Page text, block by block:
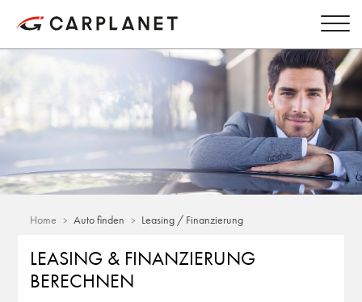
Home Auto finden Leasing / Finanzierung
LEASING & FINANZIERUNG
BERECHNEN